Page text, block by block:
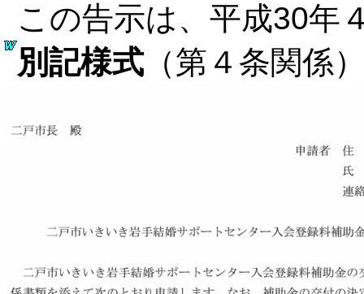
この告示は、平成30年
別記様式（第４条関係